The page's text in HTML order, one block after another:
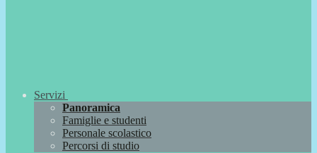
Servizi
Panoramica
Famiglie e studenti
Personale scolastico
Percorsi di studio